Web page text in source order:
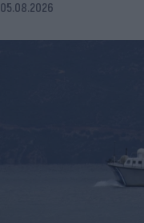
05.08.2026